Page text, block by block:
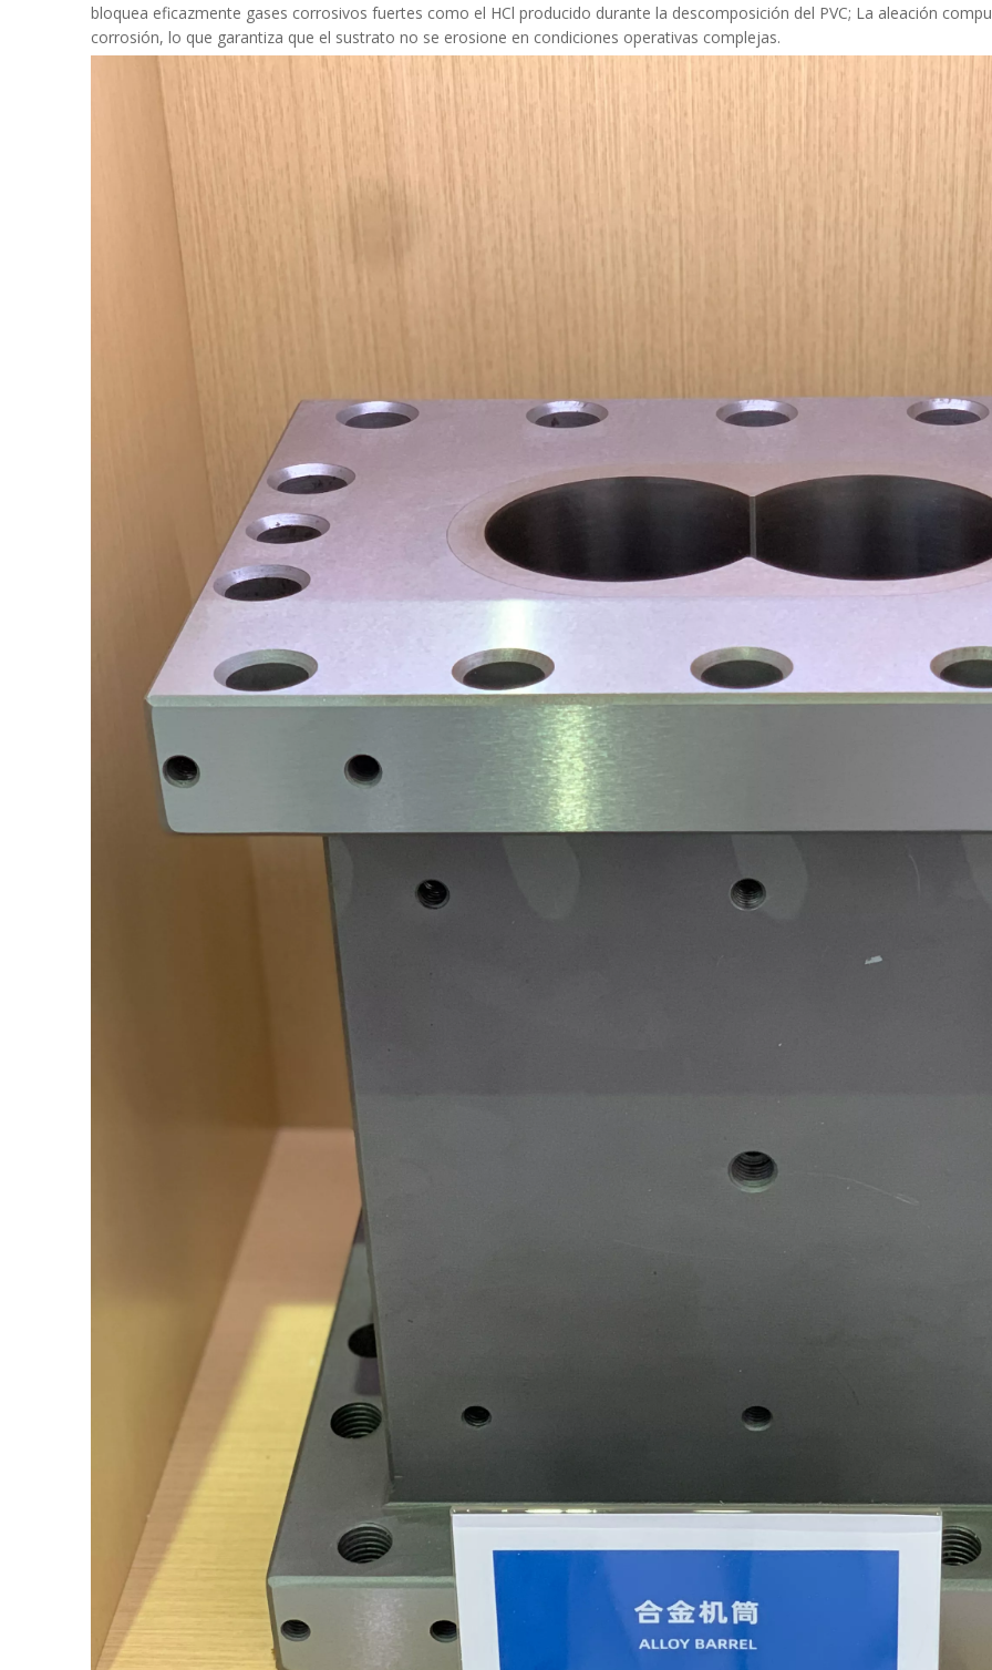
bloquea eficazmente gases corrosivos fuertes como el HCl producido durante la descomposición del PVC; La aleación
corrosión, lo que garantiza que el sustrato no se erosione en condiciones operativas complejas.